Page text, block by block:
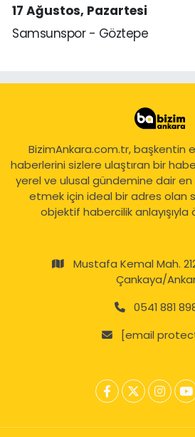
17 Ağustos, Pazartesi
Samsunspor - Göztepe
BizimAnkara.com.tr, başkentin
haberlerini sizlere ulaştıran bir
yerel ve ulusal gündemine dair
etmek için ideal bir adres olan
objektif habercilik anlayışıyla
Mustafa Kemal Mah.
Çankaya/
0541 881
[email